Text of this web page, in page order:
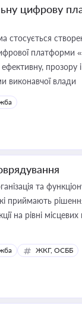
цифрову
стосується
платформи
ефективну, прозору
виконавчої влади
та
приймають
на рівні
ЖКГ, ОСББ